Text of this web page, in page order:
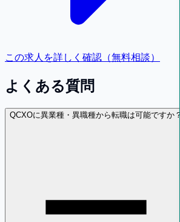
この求人を詳しく確認（無料相談）
よくある質問
QCXOに異業種・異職種から転職は可能ですか？